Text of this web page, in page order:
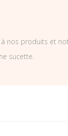
nos produits et
sucette.